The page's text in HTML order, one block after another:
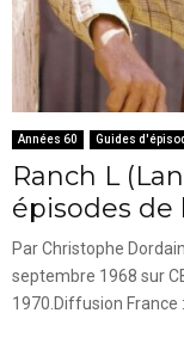
Années 60 Guides
Ranch L
épisodes de
Par Christophe
septembre 1968 sur
1970.Diffusion France